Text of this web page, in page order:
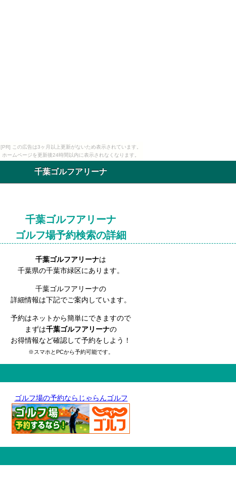
[PR] この広告は3ヶ月以上更新がないため表示されています。
ホームページを更新後24時間以内に表示されなくなります。
千葉ゴルフアリーナ
千葉ゴルフアリーナ
ゴルフ場予約検索の詳細
千葉ゴルフアリーナは
千葉県の千葉市緑区にあります。
千葉ゴルフアリーナの
詳細情報は下記でご案内しています。
予約はネットから簡単にできますので
まずは千葉ゴルフアリーナの
お得情報など確認して予約をしよう！
※スマホとPCから予約可能です。
ゴルフ場の予約ならじゃらんゴルフ